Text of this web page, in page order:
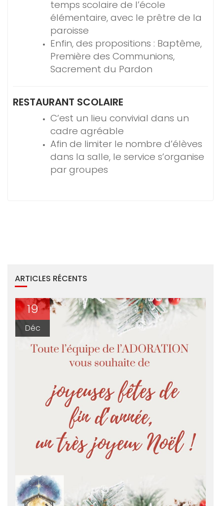
temps scolaire de l’école
élémentaire, avec le prêtre de la
paroisse
Enfin, des propositions : Baptême,
Première des Communions,
Sacrement du Pardon
RESTAURANT SCOLAIRE
C’est un lieu convivial dans un
cadre agréable
Afin de limiter le nombre d’élèves
dans la salle, le service s’organise
par groupes
ARTICLES RÉCENTS
19
Déc